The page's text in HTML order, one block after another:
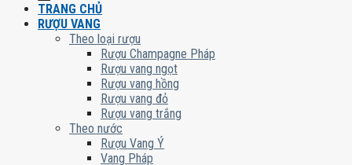
TRANG CHỦ
RƯỢU VANG
Theo loại rượu
Rượu Champagne Pháp
Rượu vang ngọt
Rượu vang hồng
Rượu vang đỏ
Rượu vang trắng
Theo nước
Rượu Vang Ý
Vang Pháp